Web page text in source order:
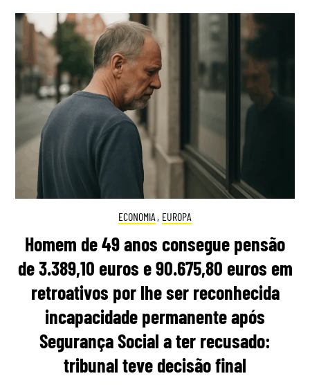
ECONOMIA , EUROPA
Homem de 49 anos consegue pensão
de 3.389,10 euros e 90.675,80 euros em
retroativos por lhe ser reconhecida
incapacidade permanente após
Segurança Social a ter recusado:
tribunal teve decisão final